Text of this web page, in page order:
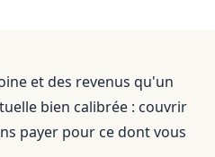
et des revenus qu'un
bien calibrée : couvrir
payer pour ce dont vous